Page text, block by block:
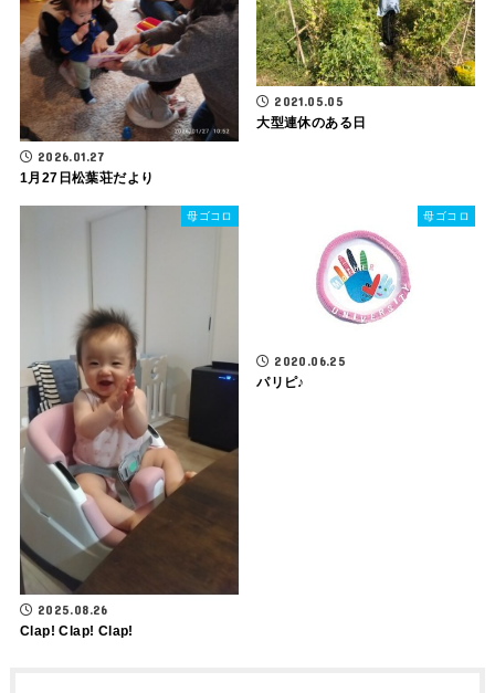
2026.01.27
1月27日松葉荘だより
2021.05.05
大型連休のある日
母ゴコロ
2025.08.26
Clap! Clap! Clap!
母ゴコロ
2020.06.25
パリピ♪